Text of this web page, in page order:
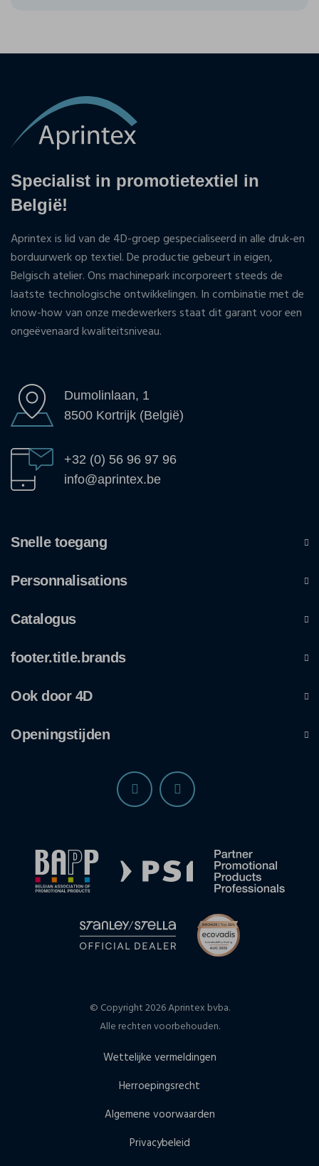
Specialist in promotietextiel in
België!
Aprintex is lid van de 4D-groep gespecialiseerd in alle druk-en
borduurwerk op textiel. De productie gebeurt in eigen,
Belgisch atelier. Ons machinepark incorporeert steeds de
laatste technologische ontwikkelingen. In combinatie met de
know-how van onze medewerkers staat dit garant voor een
ongeëvenaard kwaliteitsniveau.
Dumolinlaan, 1
8500 Kortrijk (België)
+32 (0) 56 96 97 96
info@aprintex.be
Snelle toegang
Personnalisations
Catalogus
footer.title.brands
Ook door 4D
Openingstijden
© Copyright 2026 Aprintex bvba.
Alle rechten voorbehouden.
Wettelijke vermeldingen
Herroepingsrecht
Algemene voorwaarden
Privacybeleid